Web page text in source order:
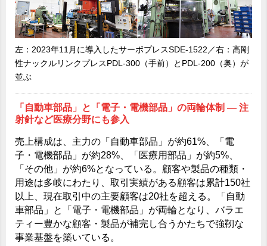
左：2023年11月に導入したサーボプレスSDE-1522／右：高剛
性ナックルリンクプレスPDL-300（手前）とPDL-200（奥）が
並ぶ
「自動車部品」と「電子・電機部品」の両輪体制 ― 注
射針など医療分野にも参入
売上構成は、主力の「自動車部品」が約61%、「電
子・電機部品」が約28%、「医療用部品」が約5%、
「その他」が約6%となっている。顧客や製品の種類・
用途は多岐にわたり、取引実績がある顧客は累計150社
以上、現在取引中の主要顧客は20社を超える。「自動
車部品」と「電子・電機部品」が両輪となり、バラエ
ティー豊かな顧客・製品が補完し合うかたちで強靭な
事業基盤を築いている。